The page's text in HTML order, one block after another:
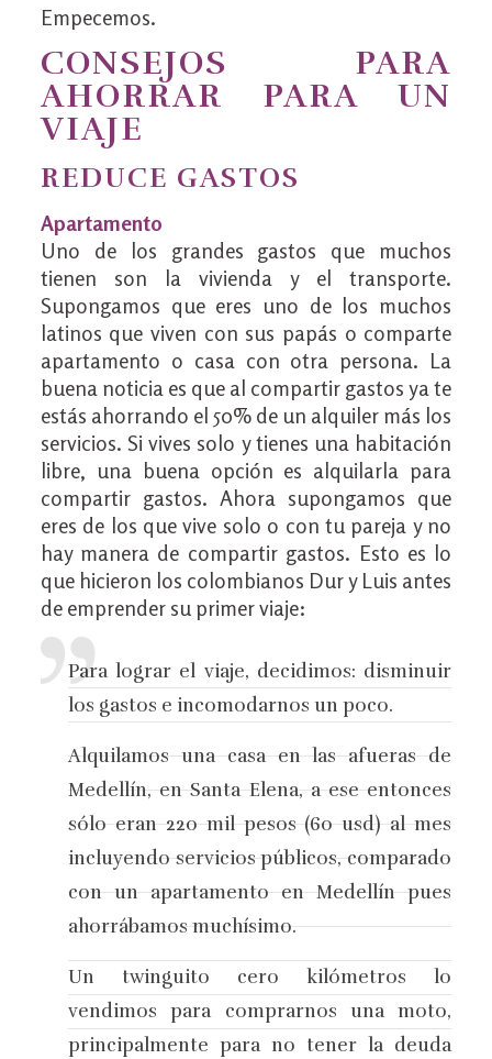
Empecemos.
CONSEJOS PARA
AHORRAR PARA UN
VIAJE
REDUCE GASTOS
Apartamento
Uno de los grandes gastos que muchos
tienen son la vivienda y el transporte.
Supongamos que eres uno de los muchos
latinos que viven con sus papás o comparte
apartamento o casa con otra persona. La
buena noticia es que al compartir gastos ya te
estás ahorrando el 50% de un alquiler más los
servicios. Si vives solo y tienes una habitación
libre, una buena opción es alquilarla para
compartir gastos. Ahora supongamos que
eres de los que vive solo o con tu pareja y no
hay manera de compartir gastos. Esto es lo
que hicieron los colombianos Dur y Luis antes
de emprender su primer viaje:
Para lograr el viaje, decidimos: disminuir
los gastos e incomodarnos un poco.
Alquilamos una casa en las afueras de
Medellín, en Santa Elena, a ese entonces
sólo eran 220 mil pesos (60 usd) al mes
incluyendo servicios públicos, comparado
con un apartamento en Medellín pues
ahorrábamos muchísimo.
Un twinguito cero kilómetros lo
vendimos para comprarnos una moto,
principalmente para no tener la deuda